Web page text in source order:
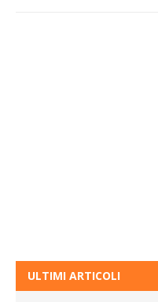
ULTIMI ARTICOLI